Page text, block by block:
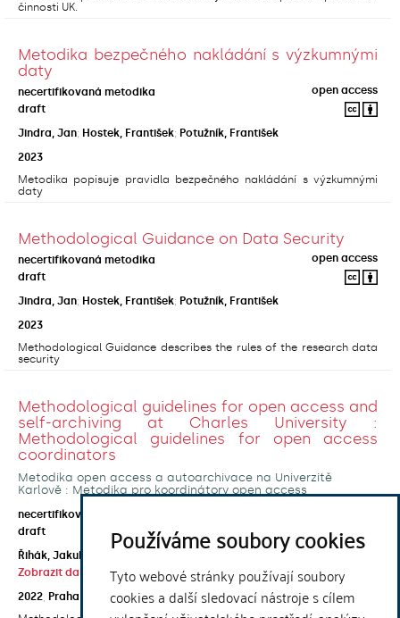
Používáme soubory cookies
Tyto webové stránky používají soubory
cookies a další sledovací nástroje s cílem
činnosti UK.
Metodika bezpečného nakládání s výzkumnými
daty
necertifikovaná metodika
open access
draft
Jindra, Jan; Hostek, František; Potužník, František
2023
Metodika popisuje pravidla bezpečného nakládání s výzkumnými
daty
Methodological Guidance on Data Security
necertifikovaná metodika
open access
draft
Jindra, Jan; Hostek, František; Potužník, František
2023
Methodological Guidance describes the rules of the research data
security
Methodological guidelines for open access and
self-archiving at Charles University :
Methodological guidelines for open access
coordinators
Metodika open access a autoarchivace na Univerzitě
Karlově : Metodika pro koordinátory open access
necertifikovaná metodika
draft
Řihák, Jakub
Zobrazit další autory
2022 Praha
Univerzita Karlova, Ústřední knihovna